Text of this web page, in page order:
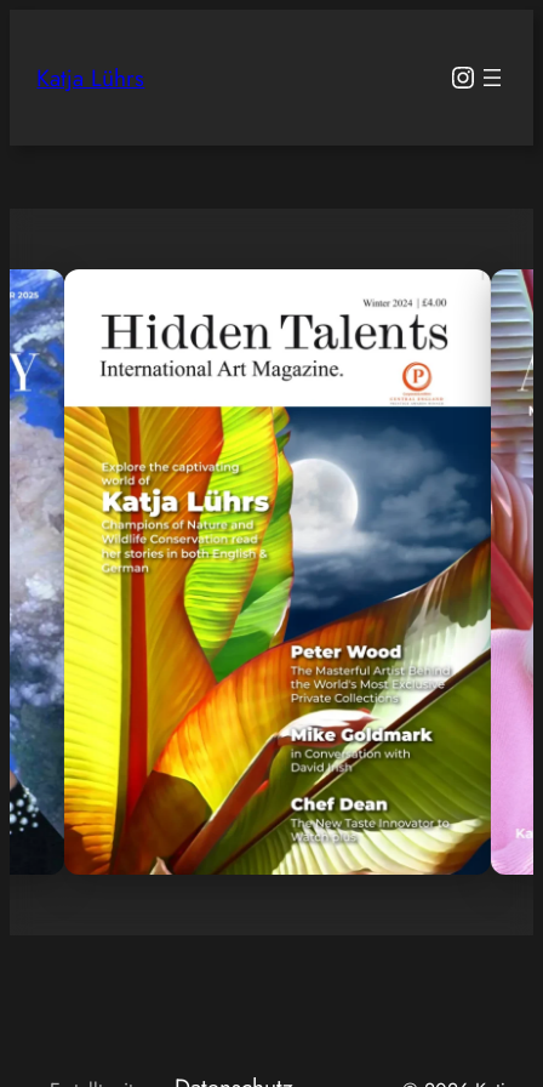
Inhalt
springen
Katja Lührs